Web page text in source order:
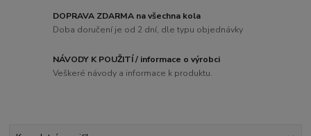
DOPRAVA ZDARMA na všechna kola
Doba doručení je od 2 dní, dle typu objednávky
NÁVODY K POUŽITÍ / informace o výrobci
Veškeré návody a informace k produktu.